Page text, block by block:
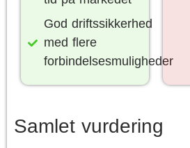
God driftssikkerhed
med flere
forbindelsesmuligheder
Samlet vurdering